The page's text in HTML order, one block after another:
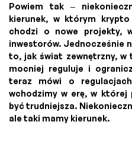
Powiem tak –
kierunek, w którym krypto
chodzi o nowe projekty,
inwestorów. Jednocześnie
to, jak świat zewnętrzny,
mocniej reguluje i
teraz mówi o
wchodzimy w erę, w której
być trudniejsza.
ale taki mamy kierunek.